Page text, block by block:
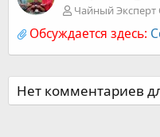
Чайный Эксперт
Обсуждается здесь:
Нет комментариев